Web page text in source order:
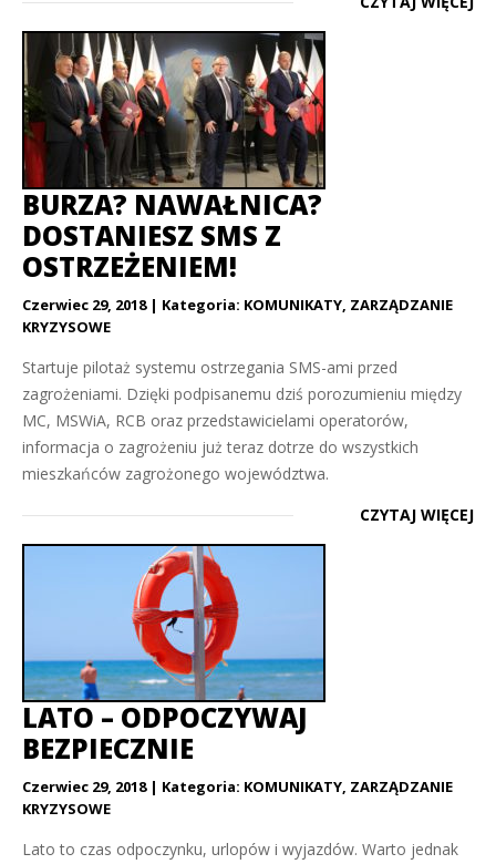
BURZA? NAWAŁNICA?
DOSTANIESZ SMS Z
OSTRZEŻENIEM!
Czerwiec 29, 2018 Kategoria: KOMUNIKATY, ZARZĄDZANIE
KRYZYSOWE
Startuje pilotaż systemu ostrzegania SMS-ami przed
zagrożeniami. Dzięki podpisanemu dziś porozumieniu między
MC, MSWiA, RCB oraz przedstawicielami operatorów,
informacja o zagrożeniu już teraz dotrze do wszystkich
mieszkańców zagrożonego województwa.
CZYTAJ WIĘCEJ
LATO – ODPOCZYWAJ
BEZPIECZNIE
Czerwiec 29, 2018 Kategoria: KOMUNIKATY, ZARZĄDZANIE
KRYZYSOWE
Lato to czas odpoczynku, urlopów i wyjazdów. Warto jednak